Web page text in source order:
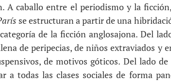
A caballo entre el periodismo y la
se estructuran a partir de una
de la ficción anglosajona. Del
de peripecias, de niños extraviados y
de motivos góticos. Del lado
a todas las clases sociales de forma